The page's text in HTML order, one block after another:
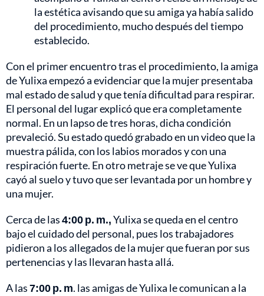
la estética avisando que su amiga ya había salido
del procedimiento, mucho después del tiempo
establecido.
Con el primer encuentro tras el procedimiento, la amiga
de Yulixa empezó a evidenciar que la mujer presentaba
mal estado de salud y que tenía dificultad para respirar.
El personal del lugar explicó que era completamente
normal. En un lapso de tres horas, dicha condición
prevaleció. Su estado quedó grabado en un video que la
muestra pálida, con los labios morados y con una
respiración fuerte. En otro metraje se ve que Yulixa
cayó al suelo y tuvo que ser levantada por un hombre y
una mujer.
Cerca de las4:00 p. m.,Yulixa se queda en el centro
bajo el cuidado del personal, pues los trabajadores
pidieron a los allegados de la mujer que fueran por sus
pertenencias y las llevaran hasta allá.
A las7:00 p. m. las amigas de Yulixa le comunican a la